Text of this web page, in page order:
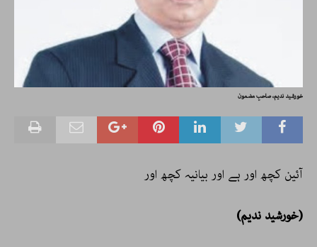
خورشید ندیم، صاحبِ مضمون
آئین کچھ اور ہے اور بیانیہ کچھ اور
(خورشید ندیم)